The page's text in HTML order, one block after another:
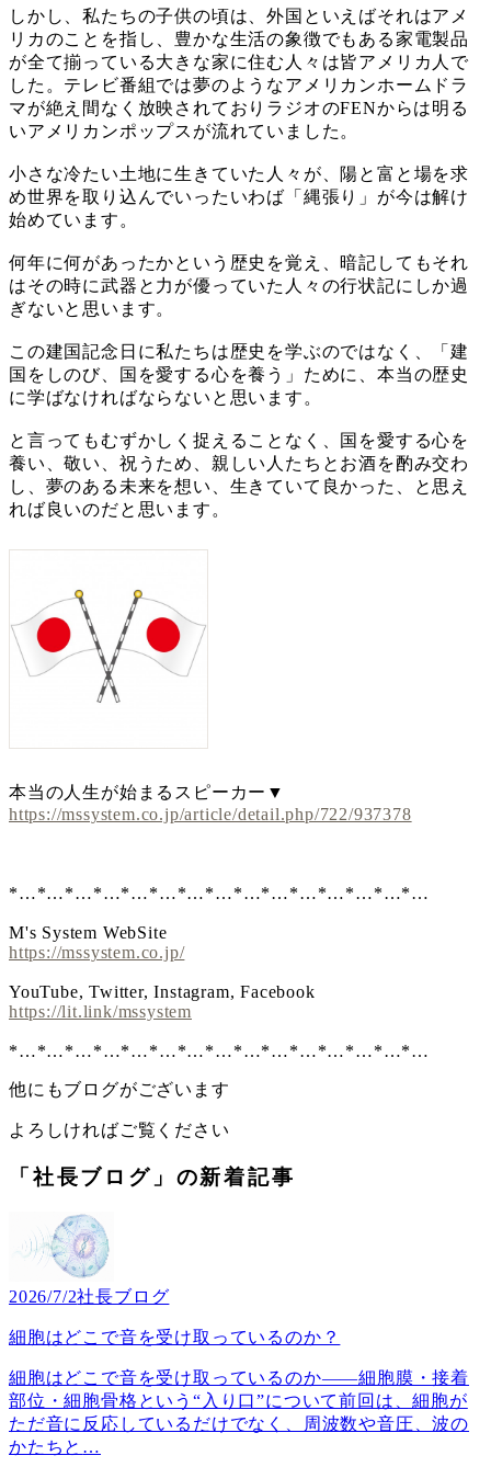
しかし、私たちの子供の頃は、外国といえばそれはアメ
リカのことを指し、豊かな生活の象徴でもある家電製品
が全て揃っている大きな家に住む人々は皆アメリカ人で
した。テレビ番組では夢のようなアメリカンホームドラ
マが絶え間なく放映されておりラジオのFENからは明る
いアメリカンポップスが流れていました。
小さな冷たい土地に生きていた人々が、陽と富と場を求
め世界を取り込んでいったいわば「縄張り」が今は解け
始めています。
何年に何があったかという歴史を覚え、暗記してもそれ
はその時に武器と力が優っていた人々の行状記にしか過
ぎないと思います。
この建国記念日に私たちは歴史を学ぶのではなく、「建
国をしのび、国を愛する心を養う」ために、本当の歴史
に学ばなければならないと思います。
と言ってもむずかしく捉えることなく、国を愛する心を
養い、敬い、祝うため、親しい人たちとお酒を酌み交わ
し、夢のある未来を想い、生きていて良かった、と思え
れば良いのだと思います。
本当の人生が始まるスピーカー▼
https://mssystem.co.jp/article/detail.php/722/937378
*…*…*…*…*…*…*…*…*…*…*…*…*…*…*…
M's System WebSite
https://mssystem.co.jp/
YouTube, Twitter, Instagram, Facebook
https://lit.link/mssystem
*…*…*…*…*…*…*…*…*…*…*…*…*…*…*…
他にもブログがございます
よろしければご覧ください
「社長ブログ」の新着記事
2026/7/2社長ブログ
細胞はどこで音を受け取っているのか？
細胞はどこで音を受け取っているのか――細胞膜・接着
部位・細胞骨格という“入り口”について前回は、細胞が
ただ音に反応しているだけでなく、周波数や音圧、波の
かたちと …